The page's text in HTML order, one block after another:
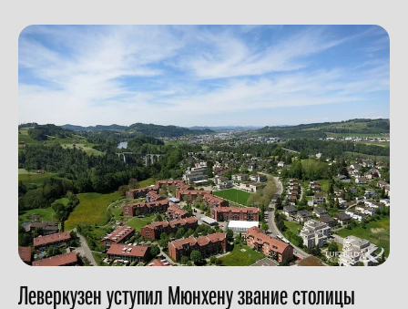
Леверкузен уступил Мюнхену звание столицы